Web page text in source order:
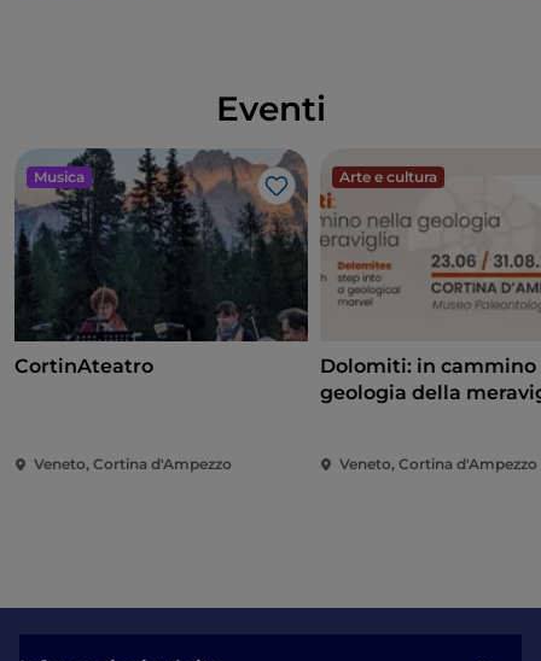
presso l'Alexander Girardi Hall, quando il
ascoltare le motivazioni ufficiali delle giurie.
Una Montagna di Libri è un viaggio tra storie, idee e
paesaggi straordinari. Un appuntamento che unisce
cultura, emozione e bellezza, dove ogni incontro
un'esperienza da ricordare.
Eventi
Musica
Like
CortinAteatro
Veneto, Cortina d'Ampezzo
Arte e cultura
Dolomiti: in cammino
geologia della
Veneto, Cortina d'Ampezzo